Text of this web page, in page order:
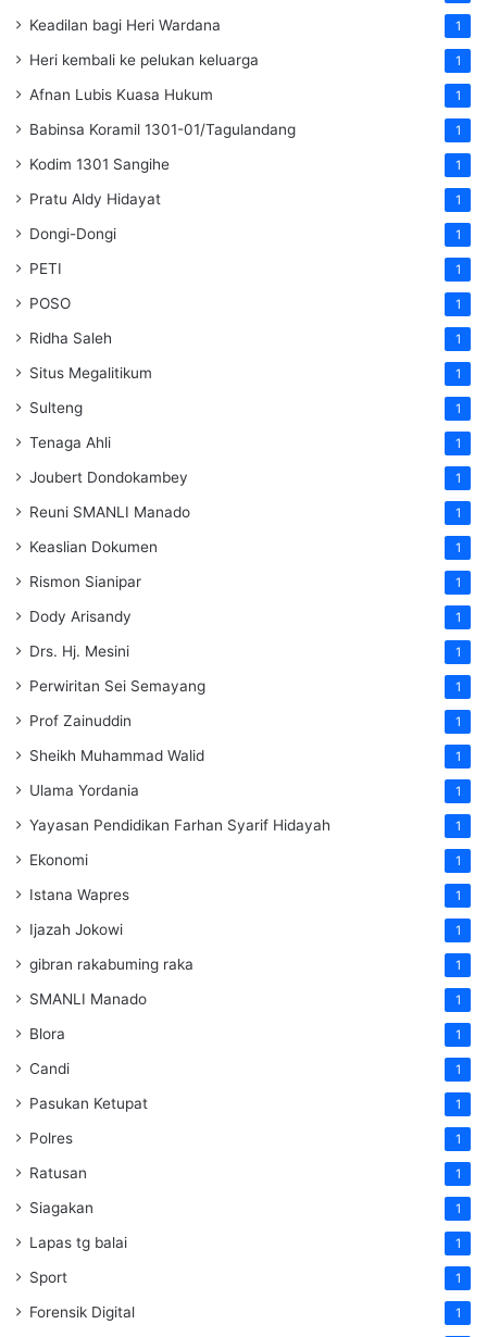
Keadilan bagi Heri Wardana 1
Heri kembali ke pelukan keluarga 1
Afnan Lubis Kuasa Hukum 1
Babinsa Koramil 1301-01/Tagulandang 1
Kodim 1301 Sangihe 1
Pratu Aldy Hidayat 1
Dongi-Dongi 1
PETI 1
POSO 1
Ridha Saleh 1
Situs Megalitikum 1
Sulteng 1
Tenaga Ahli 1
Joubert Dondokambey 1
Reuni SMANLI Manado 1
Keaslian Dokumen 1
Rismon Sianipar 1
Dody Arisandy 1
Drs. Hj. Mesini 1
Perwiritan Sei Semayang 1
Prof Zainuddin 1
Sheikh Muhammad Walid 1
Ulama Yordania 1
Yayasan Pendidikan Farhan Syarif Hidayah 1
Ekonomi 1
Istana Wapres 1
Ijazah Jokowi 1
gibran rakabuming raka 1
SMANLI Manado 1
Blora 1
Candi 1
Pasukan Ketupat 1
Polres 1
Ratusan 1
Siagakan 1
Lapas tg balai 1
Sport 1
Forensik Digital 1